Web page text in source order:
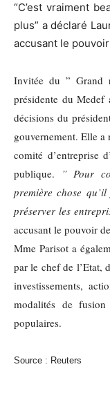
“C’est vraiment
plus” a déclaré
accusant le
Invitée du ” Grand
présidente du Medef
décisions du
gouvernement. Elle
comité d’entreprise
publique.
” Pour
première chose
préserver les
accusant le pouvoir de
Mme Parisot a
par le chef de l’Etat,
investissements,
modalités de fusion
populaires.
Source : Reuters